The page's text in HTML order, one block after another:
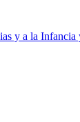
y a la